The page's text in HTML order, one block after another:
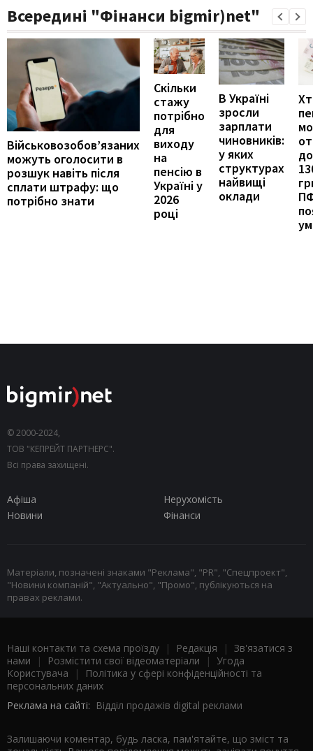
Всередині "Фінанси bigmir)net"
Військовозобов’язаних
можуть оголосити в
розшук навіть після
сплати штрафу: що
потрібно знати
Скільки
стажу
потрібно
для
виходу
на
пенсію в
Україні у
2026
році
В Україні
зросли
зарплати
чиновників:
у яких
структурах
найвищі
оклади
© 2000-2024,
ТОВ "КЕПРЕЙТ ПАРТНЕРС".
Всі права захищені.
Афіша
Нерухомість
Новини
Фінанси
Матеріали, позначені знаками "Реклама", "PR", "Спецпроект",
"Новини компаній", "Актуально", "Промо", публікуються на
правах реклами.
Наші контакти та схема проїзду | Редакція | Зв'язатися з
нами | Розмістити свої відеоматеріали | Угода
Користувача |
Політика у сфері конфіденційності та
персональних даних
Реклама на сайті: Відділ продажів digital реклами
Залишаючи коментар, будь ласка, пам'ятайте, що зміст та